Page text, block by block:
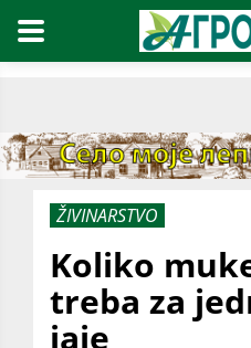
ŽIVINARSTVO
Koliko
treba za
jaje